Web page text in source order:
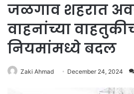
जळगाव शहरात
वाहनांच्या
नियमांमध्ये बदल
Zaki Ahmad December 24, 2024